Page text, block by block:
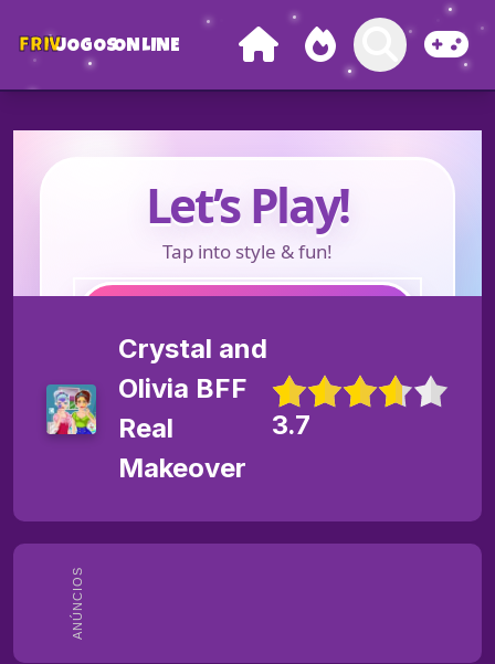
FRIVJOGOSONLINE
ANÚNCIOS
Crystal and
Olivia BFF
Real
Makeover
3.7